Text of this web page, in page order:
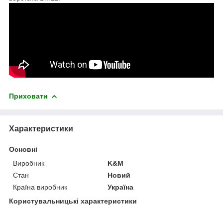
Приховати
Характеристики
Основні
Виробник
K&M
Стан
Новий
Країна виробник
Україна
Користувальницькі характеристики